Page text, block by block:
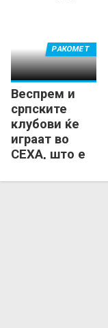
Веспрем и
српските
клубови ќе
играат во
СЕХА, што е
Пелистер и
РАКОМЕТ